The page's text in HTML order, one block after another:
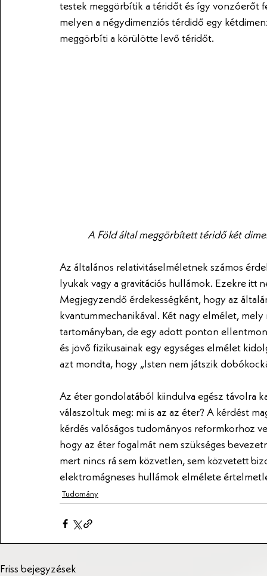
testek meggörbítik a téridőt és így vonzóerőt
melyen a négydimenziós térdidő egy
meggörbíti a körülötte levő téridőt.
A Föld által meggörbített téridő két
Az általános relativitáselméletnek számos
lyukak vagy a gravitációs hullámok. Ezekre
Megjegyzendő érdekességként, hogy az
kvantummechanikával. Két nagy elmélet,
tartományban, de egy adott ponton
és jövő fizikusainak egy egységes elmélet
azt mondta, hogy „Isten nem játszik
Az éter gondolatából kiindulva egész távolra
válaszoltuk meg: mi is az az éter? A kérdést
kérdés valóságos tudományos reformkorhoz
hogy az éter fogalmát nem szükséges
mert nincs rá sem közvetlen, sem közvetett
elektromágneses hullámok elmélete
Tudomány
Friss bejegyzések